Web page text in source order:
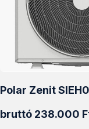
Polar Zenit
bruttó 238.000